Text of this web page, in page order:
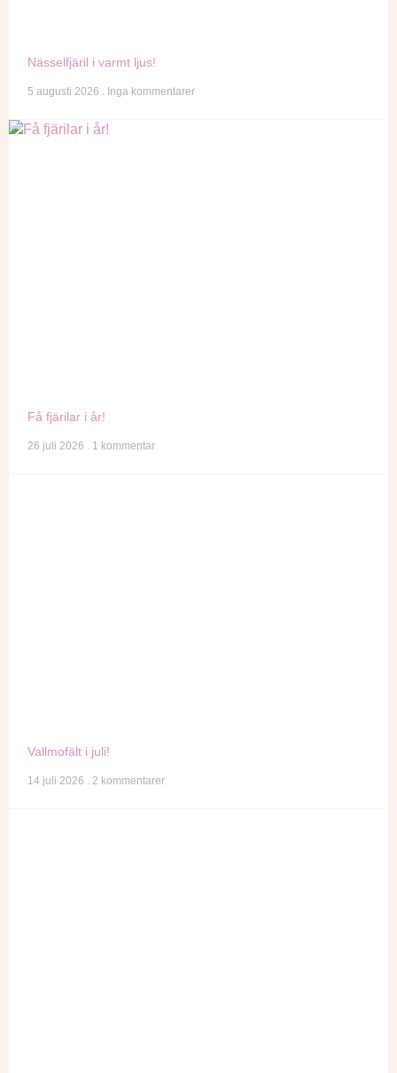
Nässelfjäril i varmt ljus!
5 augusti 2026 Inga kommentarer
Få fjärilar i år!
26 juli 2026 1 kommentar
Vallmofält i juli!
14 juli 2026 2 kommentarer